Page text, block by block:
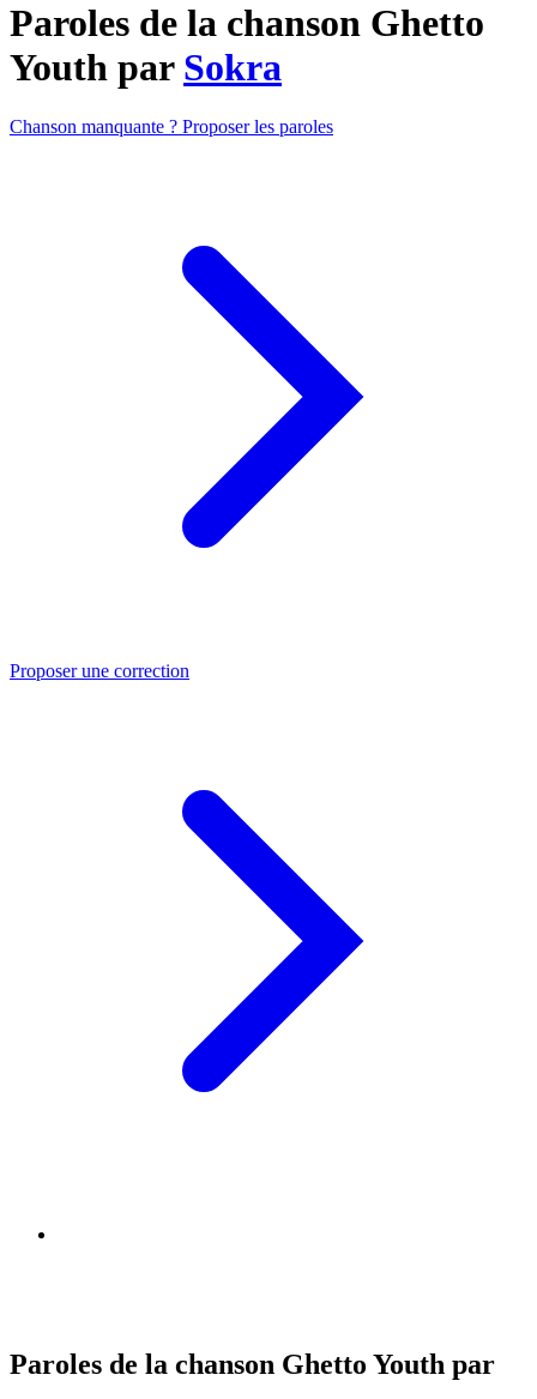
Paroles de la chanson Ghetto
Youth par Sokra
Chanson manquante ? Proposer les paroles
Proposer une correction
Paroles de la chanson Ghetto Youth par